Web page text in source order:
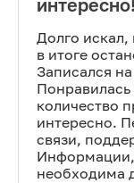
интересно!
Долго
в итоге
Записался
количество
интересно.
связи,
необходима